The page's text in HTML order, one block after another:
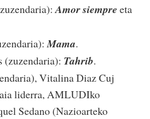
Amor siempre eta
Mama.
(zuzendaria): Tahrib.
Vitalina Diaz Cuj
liderra, AMLUDIko
Sedano (Nazioarteko